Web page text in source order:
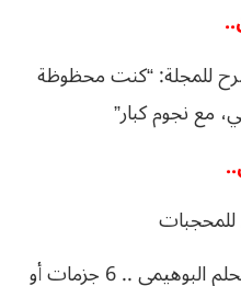
للمجلة: “كنت محظوظة
مع نجوم كبار”
· عودة الدراج وأناقة الفارس والحلم البوهيمي .. 6 جزمات أو